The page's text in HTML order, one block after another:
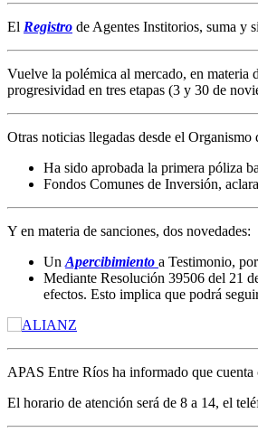
El Registro de Agentes Institorios, suma y
Vuelve la polémica al mercado, en materia
progresividad en tres etapas (3 y 30 de
Otras noticias llegadas desde el Organismo
Ha sido aprobada la primera póliza
Fondos Comunes de Inversión,
Y en materia de sanciones, dos novedades:
Un Apercibimiento a Testimonio,
Mediante Resolución 39506 del 21
efectos. Esto implica que podrá
APAS Entre Ríos ha informado que
El horario de atención será de 8 a 14, el